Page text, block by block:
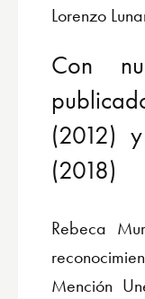
Lorenzo
Con
(2012)
(2018)
Rebeca
Mención